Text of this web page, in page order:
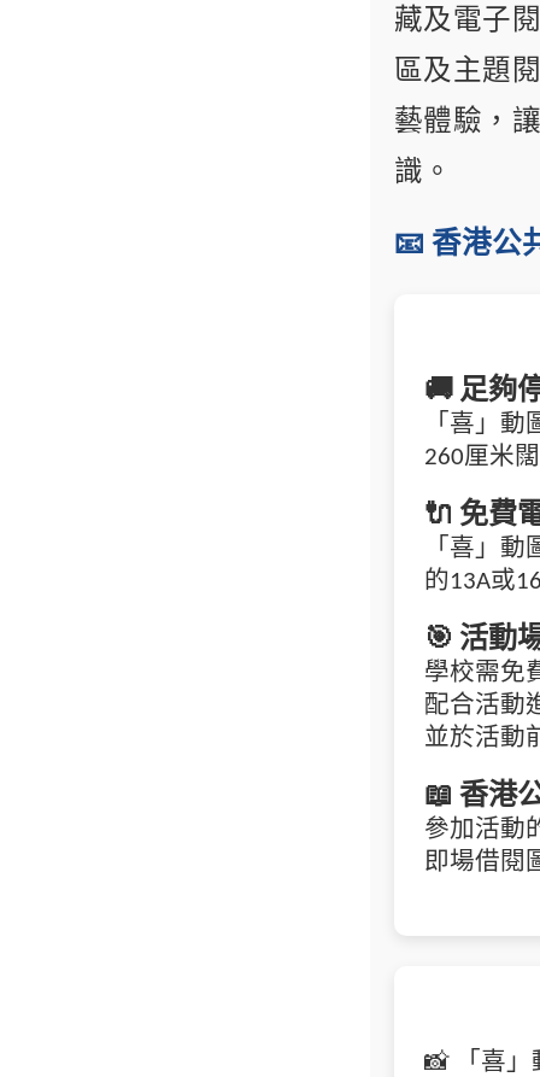
藏及電子
區及主題
藝體驗，
識。
📧 香港公
🚚 足夠
「喜」
260厘米
🔌 免費
「喜」
的13A或
🎯 活動
學校需免
配合活動
並於活動
📖 香港
參加活動
即場借閱
📸 「喜」